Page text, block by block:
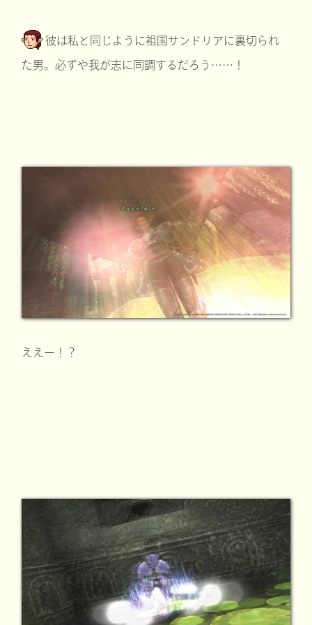
彼は私と同じように祖国サンドリアに裏切られ
た男。必ずや我が志に同調するだろう……！
ええー！？